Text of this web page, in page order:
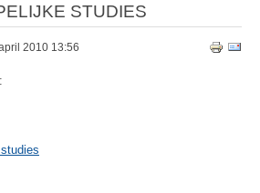
STUDIES
2010 13:56